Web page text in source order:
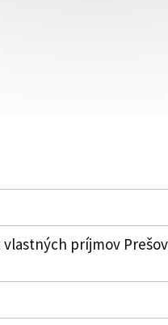
príjmov